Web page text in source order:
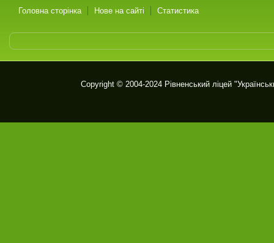
Головна сторінка Нове на сайті Статистика
Copyright © 2004-2024 Рівненський ліцей